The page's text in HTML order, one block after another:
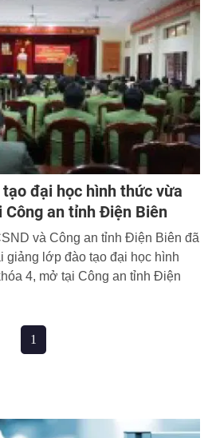
đại học hình thức vừa
an tỉnh Điện Biên
và Công an tỉnh Điện Biên đã
giảng lớp đào tạo đại học hình
4, mở tại Công an tỉnh Điện
1